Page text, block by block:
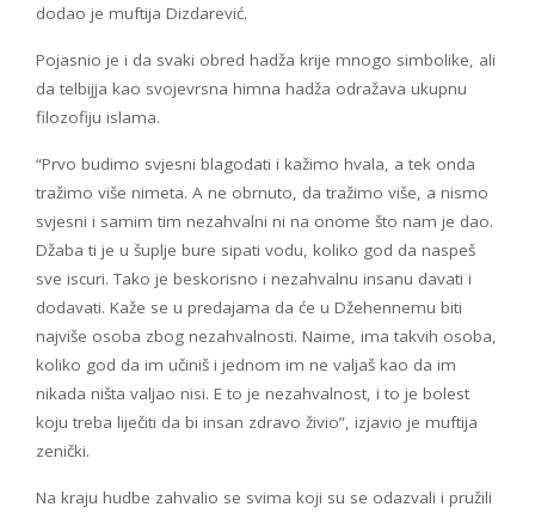
dodao je muftija Dizdarević.
Pojasnio je i da svaki obred hadža krije mnogo simbolike, ali
da telbijja kao svojevrsna himna hadža odražava ukupnu
filozofiju islama.
“Prvo budimo svjesni blagodati i kažimo hvala, a tek onda
tražimo više nimeta. A ne obrnuto, da tražimo više, a nismo
svjesni i samim tim nezahvalni ni na onome što nam je dao.
Džaba ti je u šuplje bure sipati vodu, koliko god da naspeš
sve iscuri. Tako je beskorisno i nezahvalnu insanu davati i
dodavati. Kaže se u predajama da će u Džehennemu biti
najviše osoba zbog nezahvalnosti. Naime, ima takvih osoba,
koliko god da im učiniš i jednom im ne valjaš kao da im
nikada ništa valjao nisi. E to je nezahvalnost, i to je bolest
koju treba liječiti da bi insan zdravo živio”, izjavio je muftija
zenički.
Na kraju hudbe zahvalio se svima koji su se odazvali i pružili